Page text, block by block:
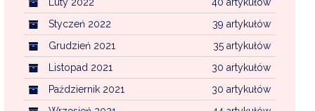
39 artykułów
Styczeń 2022
35 artykułów
Grudzień 2021
30 artykułów
Listopad 2021
30 artykułów
Październik 2021